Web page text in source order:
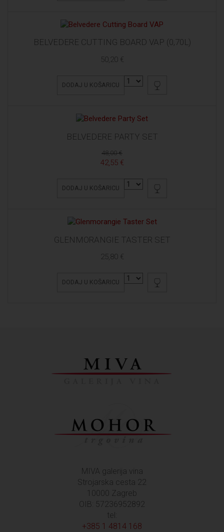
BELVEDERE CUTTING BOARD VAP (0,70L)
50,20 €
DODAJ U KOŠARICU
BELVEDERE PARTY SET
48,00 €
42,55 €
DODAJ U KOŠARICU
GLENMORANGIE TASTER SET
25,80 €
DODAJ U KOŠARICU
MIVA galerija vina
Strojarska cesta 22
10000 Zagreb
OIB: 57236952892
tel:
+385 1 4814 168